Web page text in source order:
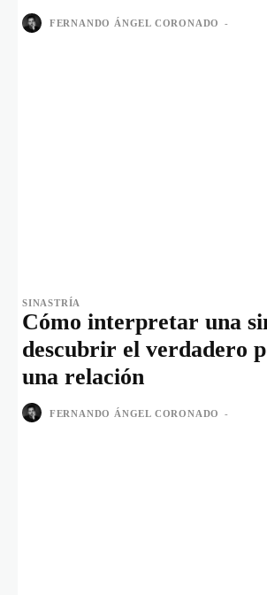
FERNANDO ÁNGEL CORONADO -
SINASTRÍA
Cómo interpretar una
descubrir el verdadero
una relación
FERNANDO ÁNGEL CORONADO -